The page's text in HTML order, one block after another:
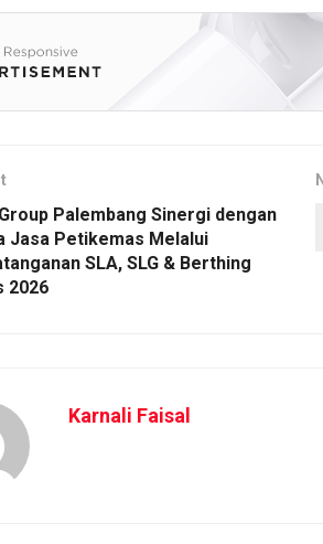
Palembang Sinergi dengan
Jasa Petikemas Melalui
SLA, SLG & Berthing
2026
Karnali Faisal